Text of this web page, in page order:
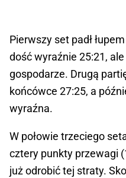
Pierwszy set padł
dość wyraźnie 25:21,
gospodarze. Drugą
końcówce 27:25, a
wyraźna.
W połowie trzeciego
cztery punkty przewagi
już odrobić tej straty.